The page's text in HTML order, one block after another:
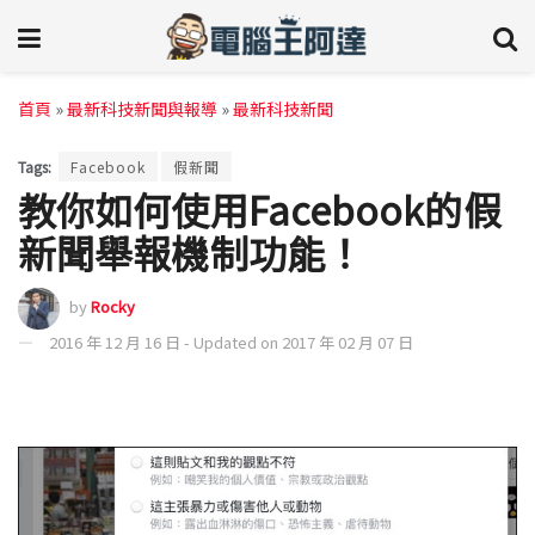
首頁 »最新科技新聞與報導 »最新科技新聞
Tags: Facebook 假新聞
教你如何使用Facebook的假
新聞舉報機制功能！
byRocky
2016 年 12 月 16 日 - Updated on 2017 年 02 月 07 日